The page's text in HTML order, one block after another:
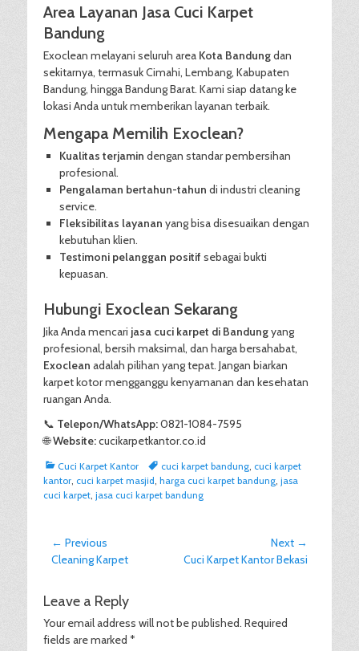
Area Layanan Jasa Cuci Karpet
Bandung
Exoclean melayani seluruh area Kota Bandungdan
sekitarnya, termasuk Cimahi, Lembang, Kabupaten
Bandung, hingga Bandung Barat. Kami siap datang ke
lokasi Anda untuk memberikan layanan terbaik.
Mengapa Memilih Exoclean?
Kualitas terjamin dengan standar pembersihan
profesional.
Pengalaman bertahun-tahun di industri cleaning
service.
Fleksibilitas layanan yang bisa disesuaikan dengan
kebutuhan klien.
Testimoni pelanggan positif sebagai bukti
kepuasan.
Hubungi Exoclean Sekarang
Jika Anda mencari jasa cuci karpet di Bandungyang
profesional, bersih maksimal, dan harga bersahabat,
Exoclean adalah pilihan yang tepat. Jangan biarkan
karpet kotor mengganggu kenyamanan dan kesehatan
ruangan Anda.
📞 Telepon/WhatsApp:0821-1084-7595
🌐Website:cucikarpetkantor.co.id
Categories
Cuci Karpet Kantor Tagscuci karpet bandung, cuci karpet
kantor, cuci karpet masjid, harga cuci karpet bandung, jasa
cuci karpet, jasa cuci karpet bandung
Post
navigation
← Previous
Previous
Cleaning Karpet
Next →
Next
Cuci Karpet Kantor Bekasi
Leave a Reply
Your email address will not be published. Required
fields are marked *